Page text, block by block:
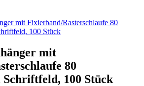
mit Fixierband/Rasterschlaufe 80
100 Stück
mit
80
100 Stück